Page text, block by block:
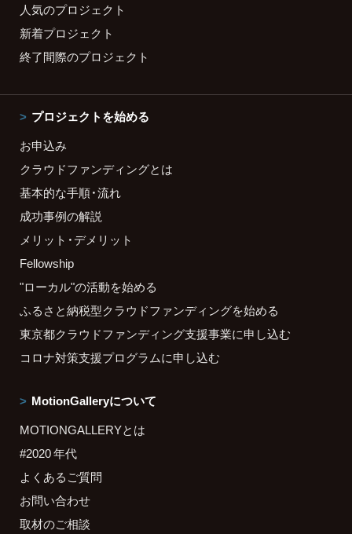
人気のプロジェクト
新着プロジェクト
終了間際のプロジェクト
プロジェクトを始める
お申込み
クラウドファンディングとは
基本的な手順・流れ
成功事例の解説
メリット・デメリット
Fellowship
"ローカル"の活動を始める
ふるさと納税型クラウドファンディングを始める
東京都クラウドファンディング支援事業に申し込む
コロナ対策支援プログラムに申し込む
MotionGalleryについて
MOTIONGALLERYとは
#2020 年代
よくあるご質問
お問い合わせ
取材のご相談